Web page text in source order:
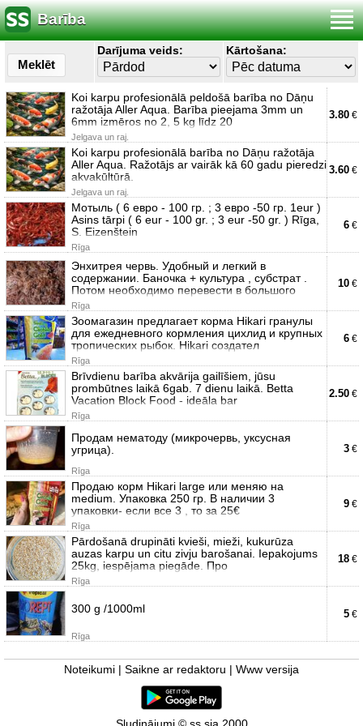
Barība
Meklēt
Darījuma veids: Kārtošana:
Koi karpu profesionālā peldošā barība no Dāņu
ražotāja Aller Aqua. Barība pieejama 3mm un
6mm izmēros no 2, 5 kg līdz 20
Jelgava un raj.
3.80 €
Koi karpu profesionālā barība no Dāņu ražotāja
Aller Aqua. Ražotājs ar vairāk kā 60 gadu pieredzi
akvakūltūrā.
Jelgava un raj.
3.60 €
Мотыль ( 6 евро - 100 гр. ; 3 евро -50 гр. 1eur )
Asins tārpi ( 6 eur - 100 gr. ; 3 eur -50 gr. ) Rīga,
S. Eizenštein
Rīga
6 €
Энхитрея червь. Удобный и легкий в
содержании. Баночка + культура , субстрат .
Потом необходимо перевести в большого
Rīga
10 €
Зоомагазин предлагает корма Hikari гранулы
для ежедневного кормления цихлид и крупных
тропических рыбок. Hikari создател
Rīga
6 €
Brīvdienu barība akvārija gailīšiem, jūsu
prombūtnes laikā 6gab. 7 dienu laikā. Betta
Vacation Block Food - ideāla bar
Rīga
2.50 €
Продам нематоду (микрочервь, уксусная
угрица).
Rīga
3 €
Продаю корм Hikari large или меняю на
medium. Упаковка 250 гр. В наличии 3
упаковки- если все 3 , то за 25€
Rīga
9 €
Pārdošanā drupināti kvieši, mieži, kukurūza
auzas karpu un citu zivju barošanai. Iepakojums
25kg, iespējama piegāde. Про
Rīga
18 €
300 g /1000ml
Rīga
5 €
Noteikumi Saikne ar redaktoru Www versija